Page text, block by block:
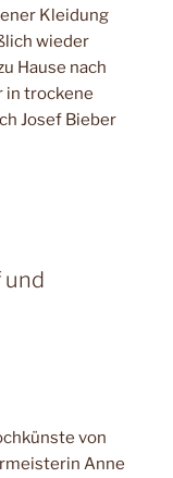
Kleidung
wieder
Hause nach
in trockene
Josef Bieber
und
von
Anne